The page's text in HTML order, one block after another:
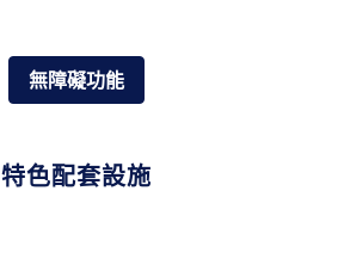
無障礙功能
特色配套設施
游泳池